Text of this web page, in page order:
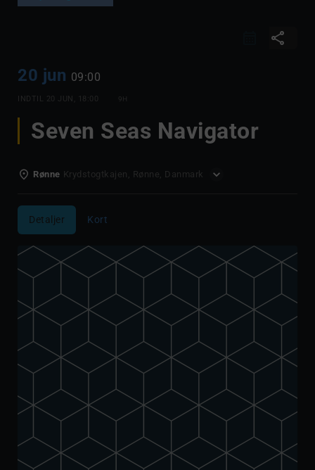
share
20 jun 09:00
INDTIL 20 JUN, 18:00 9H
Seven Seas Navigator
Rønne Krydstogtkajen, Rønne, Danmark
Detaljer Kort